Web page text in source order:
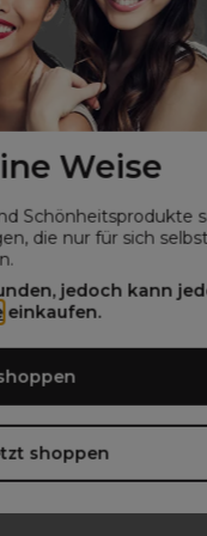
Weise
Schönheitsprodukte
die nur für sich
jedoch kann
einkaufen.
shoppen
Professionals Welloxon
Pastel 1.9%-6Vol 1l
ohne MwSt.
farbergebnisse